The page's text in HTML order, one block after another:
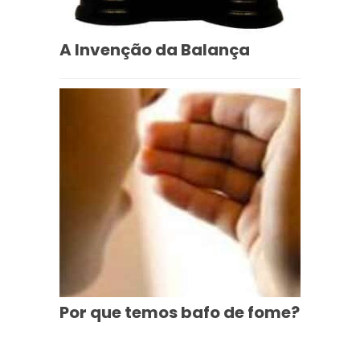
A Invenção da Balança
Por que temos bafo de fome?